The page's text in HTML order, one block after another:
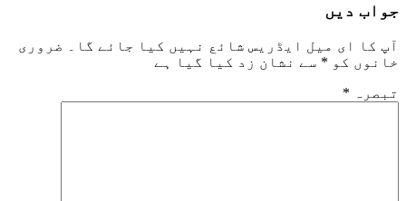
جواب دیں
آپ کا ای میل ایڈریس شائع نہیں کیا جائے گا۔
ضروری
خانوں کو * سے نشان زد کیا گیا ہے
تبصرہ *